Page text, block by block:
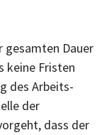
gesamten Dauer
keine Fristen
des Arbeits-
der
dass der